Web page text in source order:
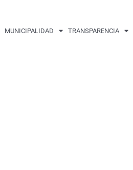
MUNICIPALIDAD TRANSPARENCIA